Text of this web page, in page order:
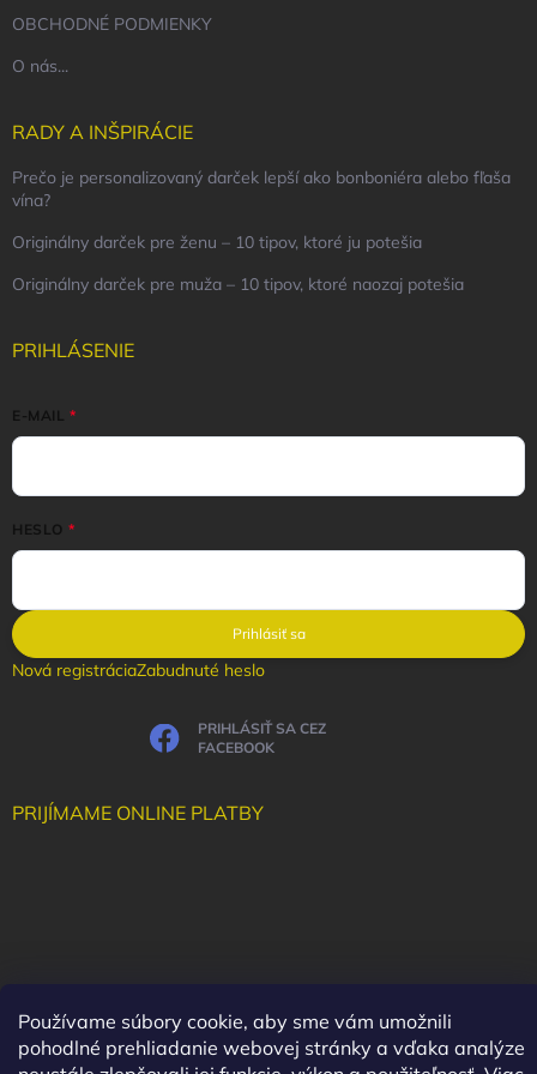
Používame súbory cookie, aby sme vám umožnili
pohodlné prehliadanie webovej stránky a vďaka analýze
OBCHODNÉ PODMIENKY
O nás...
RADY A INŠPIRÁCIE
Prečo je personalizovaný darček lepší ako bonboniéra alebo fľaša
vína?
Originálny darček pre ženu – 10 tipov, ktoré ju potešia
Originálny darček pre muža – 10 tipov, ktoré naozaj potešia
PRIHLÁSENIE
E-MAIL
HESLO
Prihlásiť sa
Nová registráciaZabudnuté heslo
PRIHLÁSIŤ SA CEZ
FACEBOOK
PRIJÍMAME ONLINE PLATBY